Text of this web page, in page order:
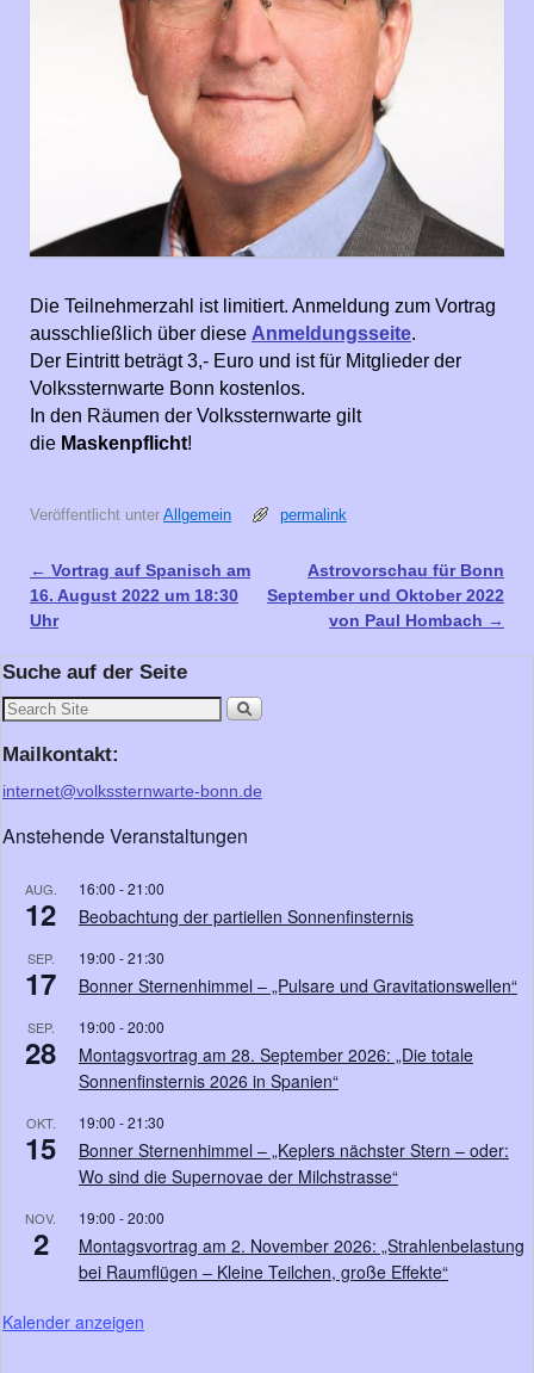
Die Teilnehmerzahl ist limitiert. Anmeldung zum Vortrag
ausschließlich über diese Anmeldungsseite.
Der Eintritt beträgt 3,- Euro und ist für Mitglieder der
Volkssternwarte Bonn kostenlos.
In den Räumen der Volkssternwarte gilt
die Maskenpflicht!
Veröffentlicht unter Allgemein permalink
Artikelnavigation
← Vortrag auf Spanisch am
16. August 2022 um 18:30
Uhr
Astrovorschau für Bonn
September und Oktober 2022
von Paul Hombach →
Suche auf der Seite
Mailkontakt:
internet@volkssternwarte-bonn.de
Anstehende Veranstaltungen
AUG.
12
16:00 -21:00
Beobachtung der partiellen Sonnenfinsternis
SEP.
17
19:00 -21:30
Bonner Sternenhimmel – „Pulsare und Gravitationswellen“
SEP.
28
19:00 -20:00
Montagsvortrag am 28. September 2026: „Die totale
Sonnenfinsternis 2026 in Spanien“
OKT.
15
19:00 -21:30
Bonner Sternenhimmel – „Keplers nächster Stern – oder:
Wo sind die Supernovae der Milchstrasse“
NOV.
2
19:00 -20:00
Montagsvortrag am 2. November 2026: „Strahlenbelastung
bei Raumflügen – Kleine Teilchen, große Effekte“
Kalender anzeigen